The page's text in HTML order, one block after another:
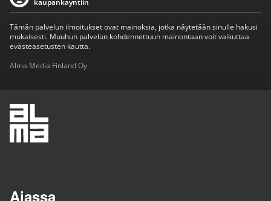
kaupankäyntiin
Tämän palvelun ilmoitukset ovat mainoksia, jotka näytetään sinulle hakusi
mukaisesti. Muuhun palvelun kohdennettuun mainontaan voit vaikuttaa
evästeasetusten kautta.
Alma Media Finland Oy